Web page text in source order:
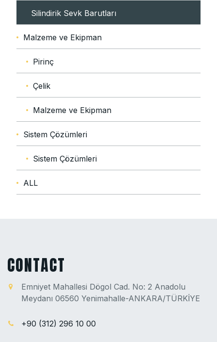
Silindirik Sevk Barutları
Malzeme ve Ekipman
Pirinç
Çelik
Malzeme ve Ekipman
Sistem Çözümleri
Sistem Çözümleri
ALL
CONTACT
Emniyet Mahallesi Dögol Cad. No: 2 Anadolu
Meydanı 06560 Yenimahalle-ANKARA/TÜRKİYE
+90 (312) 296 10 00